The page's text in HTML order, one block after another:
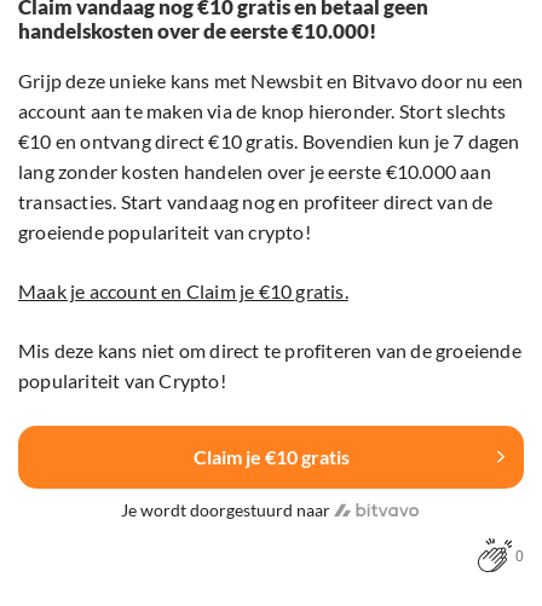
Claim vandaag nog €10 gratis en betaal geen
handelskosten over de eerste €10.000!
Grijp deze unieke kans met Newsbit en Bitvavo door nu een
account aan te maken via de knop hieronder. Stort slechts
€10 en ontvang direct €10 gratis. Bovendien kun je 7 dagen
lang zonder kosten handelen over je eerste €10.000 aan
transacties. Start vandaag nog en profiteer direct van de
groeiende populariteit van crypto!
Maak je account en Claim je €10 gratis.
Mis deze kans niet om direct te profiteren van de groeiende
populariteit van Crypto!
Claim je €10 gratis
Je wordt doorgestuurd naar
0